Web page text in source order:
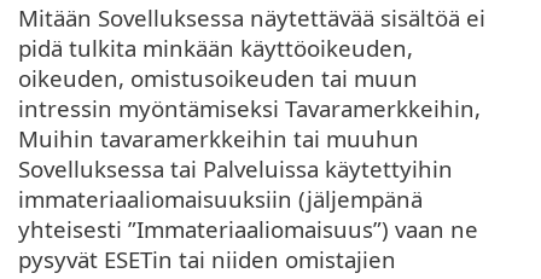
Mitään Sovelluksessa näytettävää sisältöä ei
pidä tulkita minkään käyttöoikeuden,
oikeuden, omistusoikeuden tai muun
intressin myöntämiseksi Tavaramerkkeihin,
Muihin tavaramerkkeihin tai muuhun
Sovelluksessa tai Palveluissa käytettyihin
immateriaaliomaisuuksiin (jäljempänä
yhteisesti ”Immateriaaliomaisuus”) vaan ne
pysyvät ESETin tai niiden omistajien